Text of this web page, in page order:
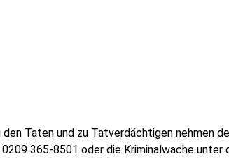
den Taten und zu Tatverdächtigen nehmen
0209 365-8501 oder die Kriminalwache